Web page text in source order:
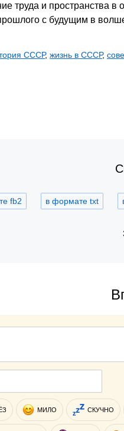
труда и пространства
с будущим в
СССР, жизнь в СССР,
fb2 в формате txt
МИЛО СКУЧНО